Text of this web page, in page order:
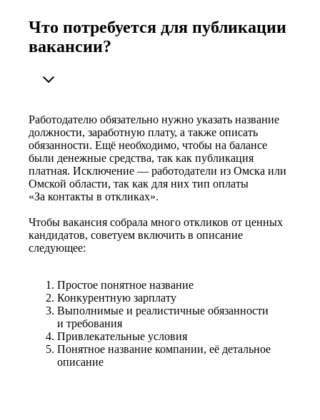
Что потребуется для публикации
вакансии?
Работодателю обязательно нужно указать название
должности, заработную плату, а также описать
обязанности. Ещё необходимо, чтобы на балансе
были денежные средства, так как публикация
платная. Исключение — работодатели из Омска или
Омской области, так как для них тип оплаты
«За контакты в откликах».
Чтобы вакансия собрала много откликов от ценных
кандидатов, советуем включить в описание
следующее:
Простое понятное название
Конкурентную зарплату
Выполнимые и реалистичные обязанности
и требования
Привлекательные условия
Понятное название компании, её детальное
описание